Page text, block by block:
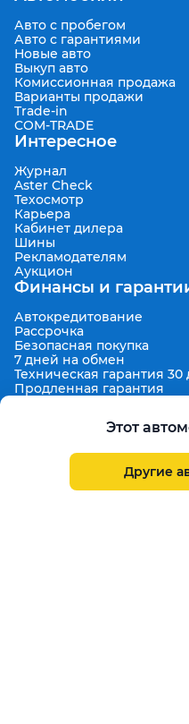
Этот
Другие
Авто с пробегом
Авто с гарантиями
Новые авто
Выкуп авто
Комиссионная продажа
Варианты продажи
Trade-in
COM-TRADE
Интересное
Журнал
Aster Check
Техосмотр
Карьера
Кабинет дилера
Шины
Рекламодателям
Аукцион
Финансы и
Автокредитование
Рассрочка
Безопасная покупка
7 дней на обмен
Техническая гарантия 30
Продленная гарантия
Поддержка
Правила размещения
Пользовательское
Пользовательское